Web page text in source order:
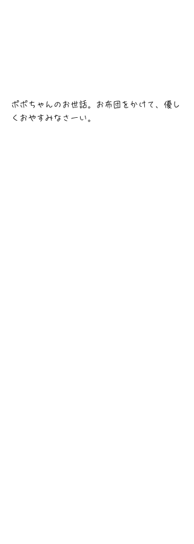
ポポちゃんのお世話。お布団をかけて、優し
くおやすみなさーい。